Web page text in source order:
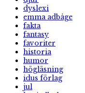
dyslexi
emma adbåge
fakta
fantasy
favoriter
historia
humor
högläsning
idus förlag
jul